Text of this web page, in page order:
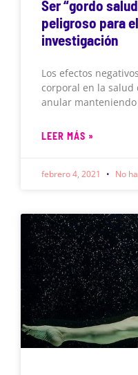
Ser “gordo
peligroso para
investigación
Los efectos
corporal en la salud
anular
LEER MÁS »
febrero 4, 2021 No